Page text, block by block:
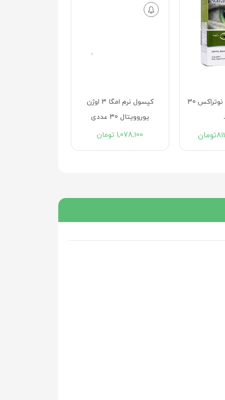
قرص ویزیمکس نوتراکس 30
تومان
کپسول نرم امگا 3 اوژن
یوروویتال 30 عددی
1,078,100 تومان
›